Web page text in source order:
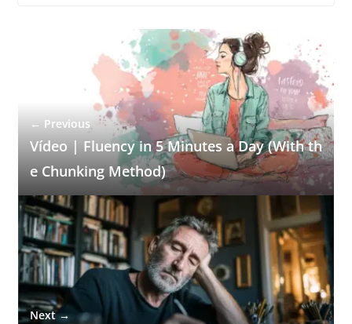
← Previous
Vídeo | Fluency in 5 Minutes a Day (With th
e Chunking Method)
Next →